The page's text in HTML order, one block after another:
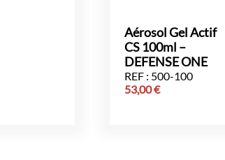
Aérosol Gel Actif
CS 100ml –
DEFENSE ONE
REF : 500-100
53,00€